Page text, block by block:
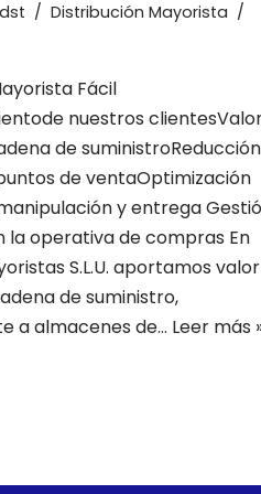
Distribución Mayorista
Fácil
nuestros
de suministroReducción
de ventaOptimización
y entrega
la operativa de compras En
S.L.U. aportamos valor
de suministro,
a almacenes de… Leer más